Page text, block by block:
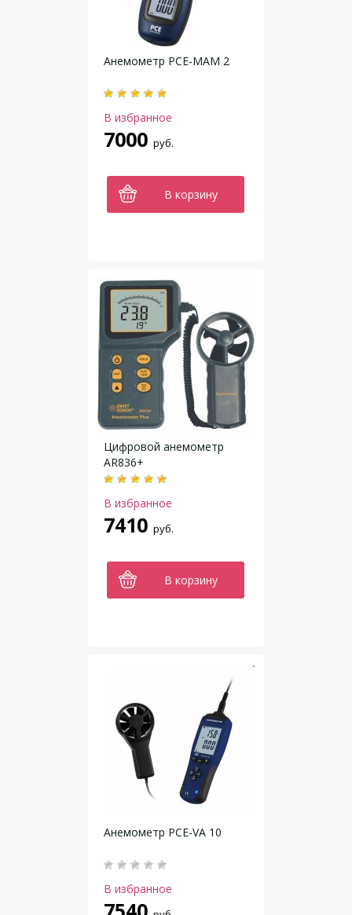
Анемометр PCE-MAM 2
В избранное
7000 руб.
В корзину
Цифровой анемометр
AR836+
В избранное
7410 руб.
В корзину
Анемометр PCE-VA 10
В избранное